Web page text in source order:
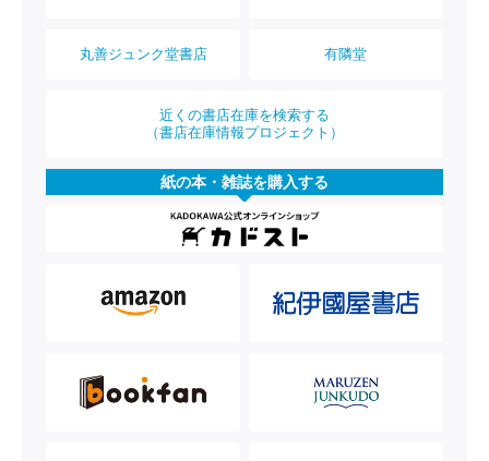
丸善ジュンク堂書店 有隣堂
近くの書店在庫を検索する
（書店在庫情報プロジェクト）
紙の本・雑誌を購入する